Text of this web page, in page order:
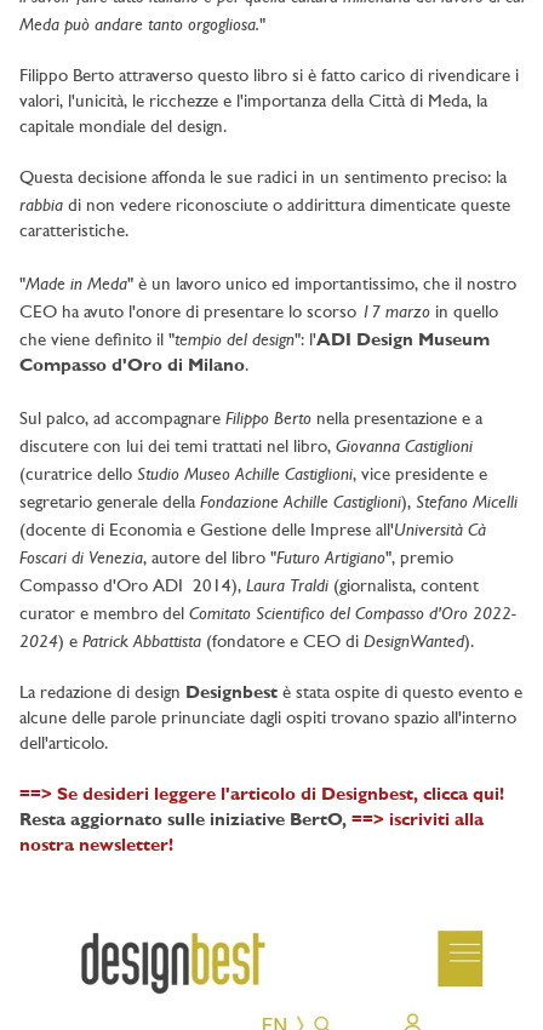
Meda può andare tanto orgogliosa."
Filippo Berto attraverso questo libro si è fatto carico di rivendicare i
valori, l'unicità, le ricchezze e l'importanza della Città di Meda, la
capitale mondiale del design.
Questa decisione affonda le sue radici in un sentimento preciso: la
rabbia di non vedere riconosciute o addirittura dimenticate queste
caratteristiche.
"Made in Meda" è un lavoro unico ed importantissimo, che il nostro
CEO ha avuto l'onore di presentare lo scorso 17 marzo in quello
che viene definito il "tempio del design": l'ADI Design Museum
Compasso d'Oro di Milano.
Sul palco, ad accompagnare Filippo Berto nella presentazione e a
discutere con lui dei temi trattati nel libro, Giovanna Castiglioni
(curatrice dello Studio Museo Achille Castiglioni, vice presidente e
segretario generale della Fondazione Achille Castiglioni), Stefano Micelli
(docente di Economia e Gestione delle Imprese all'Università Cà
Foscari di Venezia, autore del libro "Futuro Artigiano", premio
Compasso d'Oro ADI 2014), Laura Traldi (giornalista, content
curator e membro del Comitato Scientifico del Compasso d'Oro 2022-
2024) e Patrick Abbattista (fondatore e CEO di DesignWanted).
La redazione di design Designbest è stata ospite di questo evento e
alcune delle parole prinunciate dagli ospiti trovano spazio all'interno
dell'articolo.
==> Se desideri leggere l'articolo di Designbest, clicca qui!
Resta aggiornato sulle iniziative BertO, ==> iscriviti alla
nostra newsletter!